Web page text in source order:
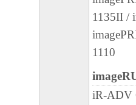
お客様は、日本
許可等を得るこ
は一部を、直接
1135II /
1110
iR-ADV